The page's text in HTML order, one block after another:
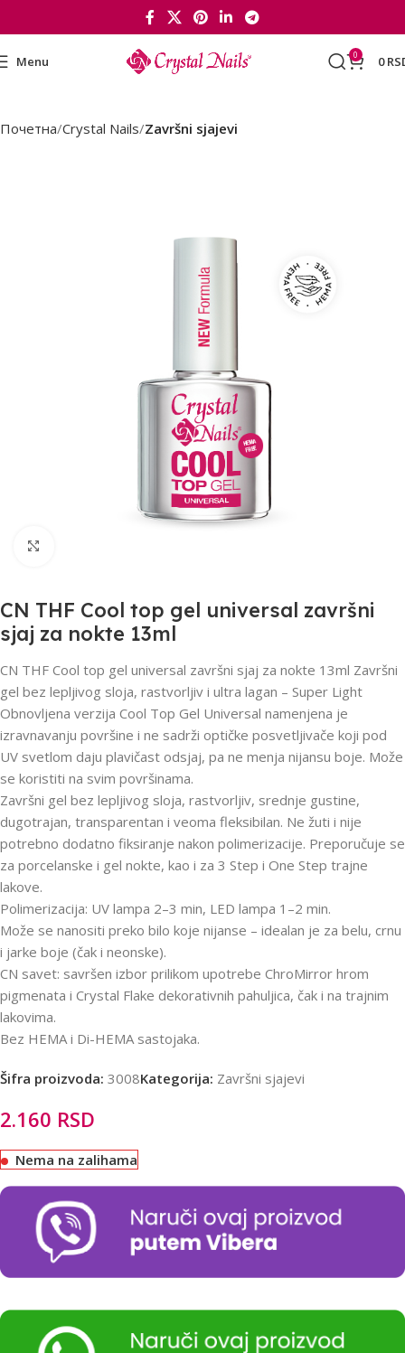
Menu 0 0
Почетна Crystal Nails Završni sjajevi
CN THF Cool top gel universal završni
sjaj za nokte 13ml
CN THF Cool top gel universal završni sjaj za nokte 13ml Završni
gel bez lepljivog sloja, rastvorljiv i ultra lagan – Super Light
Obnovljena verzija Cool Top Gel Universal namenjena je
izravnavanju površine i ne sadrži optičke posvetljivače koji pod
UV svetlom daju plavičast odsjaj, pa ne menja nijansu boje. Može
se koristiti na svim površinama.
Završni gel bez lepljivog sloja, rastvorljiv, srednje gustine,
dugotrajan, transparentan i veoma fleksibilan. Ne žuti i nije
potrebno dodatno fiksiranje nakon polimerizacije. Preporučuje se
za porcelanske i gel nokte, kao i za 3 Step i One Step trajne
lakove.
Polimerizacija: UV lampa 2–3 min, LED lampa 1–2 min.
Može se nanositi preko bilo koje nijanse – idealan je za belu, crnu
i jarke boje (čak i neonske).
CN savet: savršen izbor prilikom upotrebe ChroMirror hrom
pigmenata i Crystal Flake dekorativnih pahuljica, čak i na trajnim
lakovima.
Bez HEMA i Di-HEMA sastojaka.
Šifra proizvoda: 3008Kategorija: Završni sjajevi
2.160 RSD
Nema na zalihama